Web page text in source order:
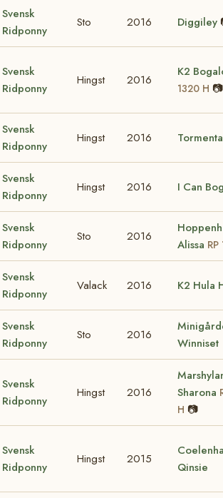
Svensk
Ridponny
Sto 2016 Diggiley
Svensk
Ridponny
Hingst 2016
K2
1320 H 📷
Svensk
Ridponny
Hingst 2016 Tormenta
Svensk
Ridponny
Hingst 2016 I Can
Svensk
Ridponny
Sto 2016
Alissa
Svensk
Ridponny
Valack 2016 K2 Hula
Svensk
Ridponny
Sto 2016
Winniset
Svensk
Ridponny
Hingst 2016
Sharona
H 📷
Svensk
Ridponny
Hingst 2015
Qinsie